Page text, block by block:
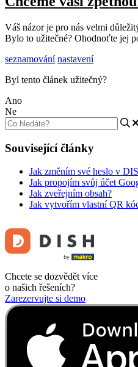
Váš názor je pro nás velmi
Bylo to užitečné? Ohodnoťte jej
seznamování nastavení
Byl tento článek užitečný?
Ano
Ne
Související články
Jak změním své heslo v
Jak propojím svůj účet
Jak zveřejním obsah?
Jak vytvořím vlastní QR
Chcete se dozvědět více
o našich řešeních?
Zarezervujte si demo